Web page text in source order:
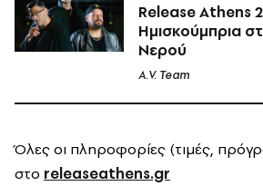
Release Athens
Ημισκούμπρια
Νερού
A.V. Team
Όλες οι πληροφορίες (τιμές,
στο releaseathens.gr